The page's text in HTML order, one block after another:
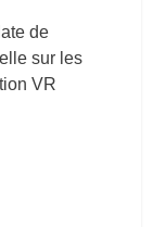
de
sur les
VR